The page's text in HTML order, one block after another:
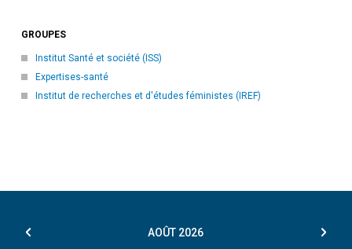
GROUPES
Institut Santé et société (ISS)
Expertises-santé
Institut de recherches et d'études féministes (IREF)
AOÛT 2026